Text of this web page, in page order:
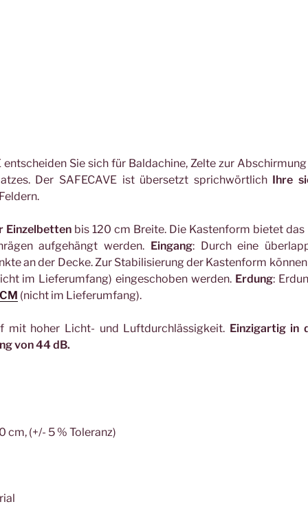
Sie sich für Baldachine, Zelte zur
Der SAFECAVE ist übersetzt sprichwörtlich Ihre
Einzelbettenbis 120 cm Breite. Die Kastenform bietet das
aufgehängt werden. Eingang: Durch eine
an der Decke. Zur Stabilisierung der Kastenform
im Lieferumfang) eingeschoben werden. Erdung:
(nicht im Lieferumfang).
mit hoher Licht- und Luftdurchlässigkeit. Einzigartig in
von 44 dB.
cm, (+/- 5 % Toleranz)